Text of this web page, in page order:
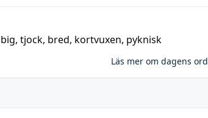
, tjock, bred, kortvuxen, pyknisk
Läs mer om dagens ord